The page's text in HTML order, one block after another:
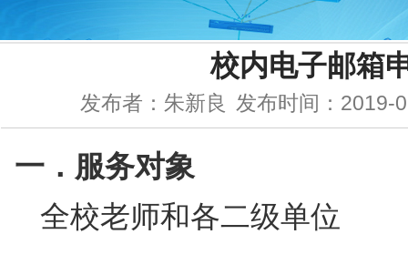
信息中心
校内电子邮箱
发布者：朱新良 发布时间：2019-
一．服务对象
全校老师和各二级单位